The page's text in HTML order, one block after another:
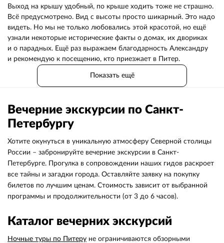
Выход на крышу удобный, по крыше ходить тоже не страшно.
Всё предусмотрено. Вид с высоты просто шикарный. Это надо
видеть. Но мы не только любовались этой красотой, но ещё
узнали некоторые исторические факты о домах, их двориках
и о парадных. Ещё раз выражаем благодарность Александру
и рекомендую к посещению, кто приезжает в Питер.
Показать ещё
Вечерние экскурсии по Санкт-
Петербургу
Хотите окунуться в уникальную атмосферу Северной столицы
России – забронируйте вечерние экскурсии в Санкт-
Петербурге. Прогулка в сопровождении наших гидов раскроет
все тайны и загадки города. Оставляйте заявку на покупку
билетов по лучшим ценам. Стоимость зависит от выбранной
программы и продолжительности (от 3 до 6 часов).
Каталог вечерних экскурсий
Ночные туры по Питеру не ограничиваются обзорными